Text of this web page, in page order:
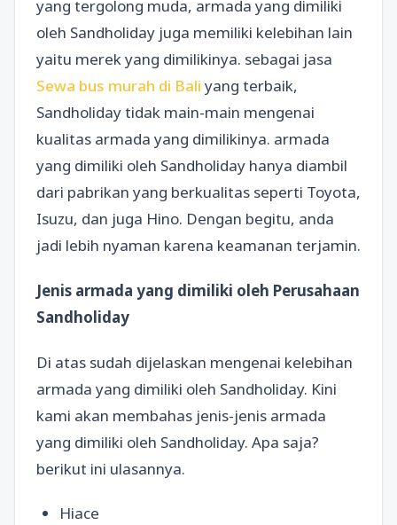
yang tergolong muda, armada yang dimiliki
oleh Sandholiday juga memiliki kelebihan lain
yaitu merek yang dimilikinya. sebagai jasa
Sewa bus murah di Bali yang terbaik,
Sandholiday tidak main-main mengenai
kualitas armada yang dimilikinya. armada
yang dimiliki oleh Sandholiday hanya diambil
dari pabrikan yang berkualitas seperti Toyota,
Isuzu, dan juga Hino. Dengan begitu, anda
jadi lebih nyaman karena keamanan terjamin.
Jenis armada yang dimiliki oleh Perusahaan
Sandholiday
Di atas sudah dijelaskan mengenai kelebihan
armada yang dimiliki oleh Sandholiday. Kini
kami akan membahas jenis-jenis armada
yang dimiliki oleh Sandholiday. Apa saja?
berikut ini ulasannya.
Hiace